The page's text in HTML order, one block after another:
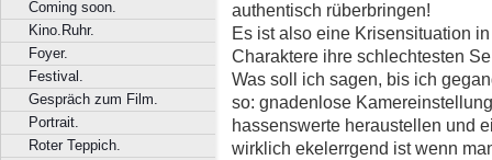
Coming soon.
Kino.Ruhr.
Foyer.
Festival.
Gespräch zum Film.
Portrait.
Roter Teppich.
authentisch rüberbringen!
Es ist also eine Krisensituation
Charaktere ihre schlechtesten
Was soll ich sagen, bis ich
so: gnadenlose
hassenswerte heraustellen und
wirklich ekelerrgend ist wenn